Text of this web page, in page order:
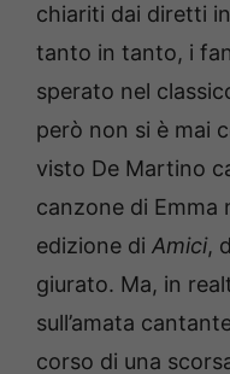
chiariti dai diretti
tanto in tanto, i
sperato nel
però non si è mai
visto De Martino
canzone di Emma
edizione di Amici,
giurato. Ma, in
sull’amata
corso di una